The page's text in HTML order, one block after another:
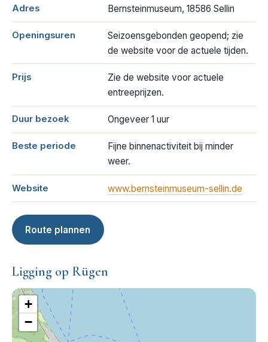
Adres Bernsteinmuseum, 18586 Sellin
Openingsuren
Seizoensgebonden geopend; zie
de website voor de actuele tijden.
Prijs
Zie de website voor actuele
entreeprijzen.
Duur bezoek Ongeveer 1 uur
Beste periode
Fijne binnenactiviteit bij minder
weer.
Website www.bernsteinmuseum-sellin.de
Route plannen
Ligging op Rügen
+
−